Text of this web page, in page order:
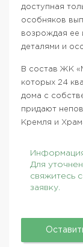
доступная
особняков
возрождая ее
деталями и
В состав ЖК
которых 24
дома с
придают
Кремля и
Для
свяжитесь
заявку.